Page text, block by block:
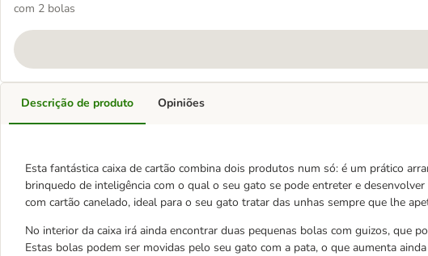
com 2 bolas
Descrição de produto
Esta fantástica caixa de cartão combina dois produtos num só: é um prático
brinquedo de inteligência com o qual o seu gato se pode entreter e
com cartão canelado, ideal para o seu gato tratar das unhas sempre que lhe
No interior da caixa irá ainda encontrar duas pequenas bolas com guizos, que
Estas bolas podem ser movidas pelo seu gato com a pata, o que aumenta
Opiniões